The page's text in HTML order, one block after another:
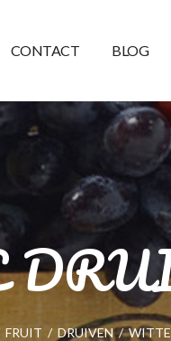
CONTACT BLOG
FRUIT / DRUIVEN /